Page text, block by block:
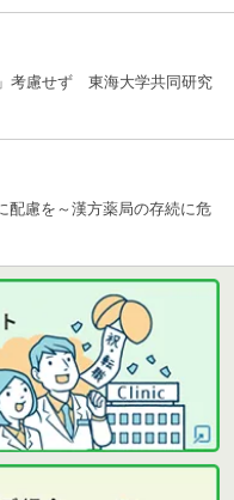
考慮せず 東海大学共同研究
配慮を～漢方薬局の存続に危